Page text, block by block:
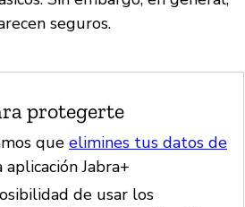
seguros.
protegerte
que elimines tus datos de
aplicación Jabra+
de usar los